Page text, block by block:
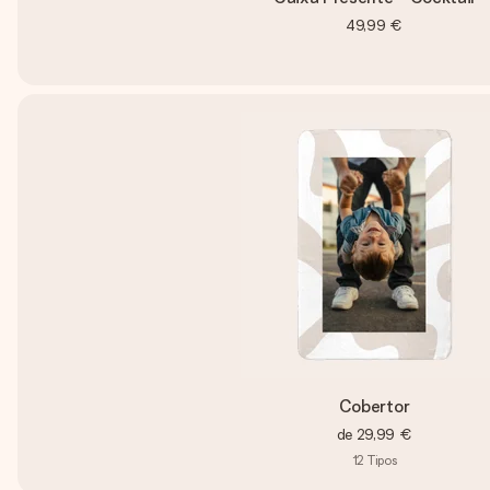
49,99 €
Cobertor
de 29,99 €
12 Tipos